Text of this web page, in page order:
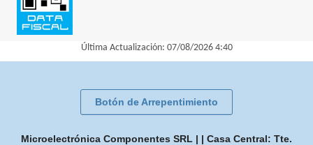
Última Actualización: 07/08/2026 4:40
Botón de Arrepentimiento
Microelectrónica Componentes SRL | | Casa Central: Tte.